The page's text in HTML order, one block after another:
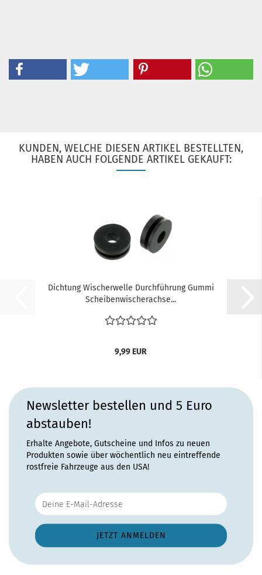
KUNDEN, WELCHE DIESEN ARTIKEL BESTELLTEN,
HABEN AUCH FOLGENDE ARTIKEL GEKAUFT:
Dichtung Wischerwelle Durchführung Gummi
Scheibenwischerachse...
9,99 EUR
Newsletter bestellen und 5 Euro
abstauben!
Erhalte Angebote, Gutscheine und Infos zu neuen
Produkten sowie über wöchentlich neu eintreffende
rostfreie Fahrzeuge aus den USA!